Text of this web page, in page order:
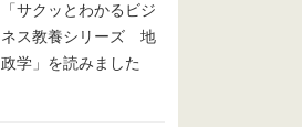
「サクッとわかるビジ
ネス教養シリーズ 地
政学」を読みました